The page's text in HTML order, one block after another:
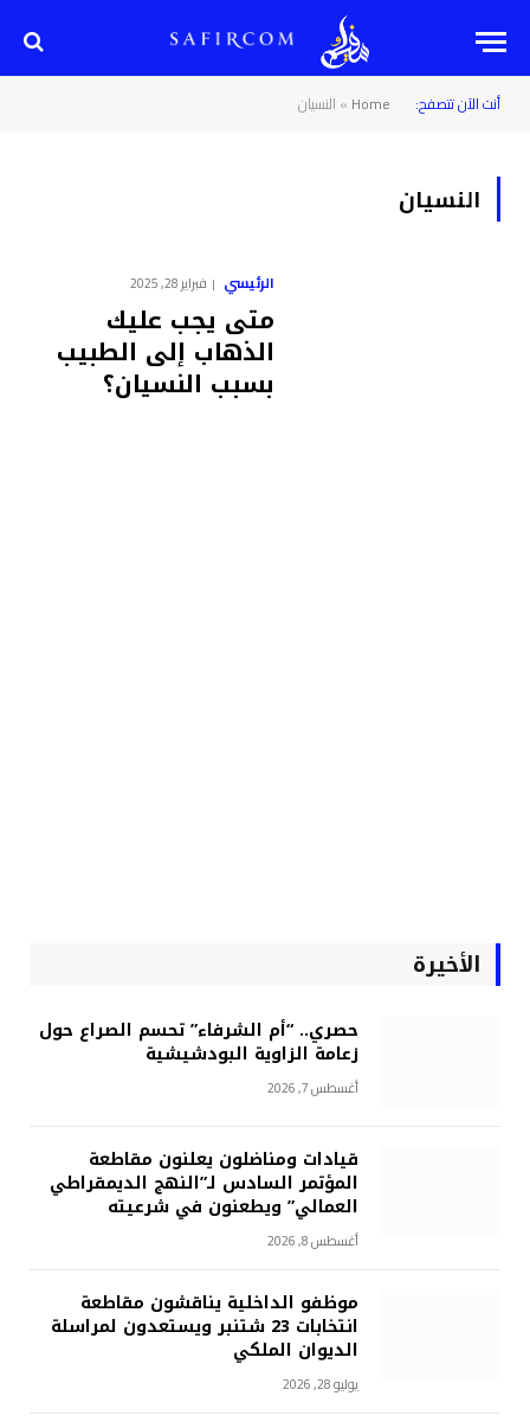
أنت الآن تتصفح: Home
» النسيان
النسيان
الرئيسي فبراير 28, 2025
متى يجب عليك
الذهاب إلى الطبيب
بسبب النسيان؟
الأخيرة
حصري.. “أم الشرفاء” تحسم الصراع حول
زعامة الزاوية البودشيشية
أغسطس 7, 2026
قيادات ومناضلون يعلنون مقاطعة
المؤتمر السادس لـ”النهج الديمقراطي
العمالي” ويطعنون في شرعيته
أغسطس 8, 2026
موظفو الداخلية يناقشون مقاطعة
انتخابات 23 شتنبر ويستعدون لمراسلة
الديوان الملكي
يوليو 28, 2026